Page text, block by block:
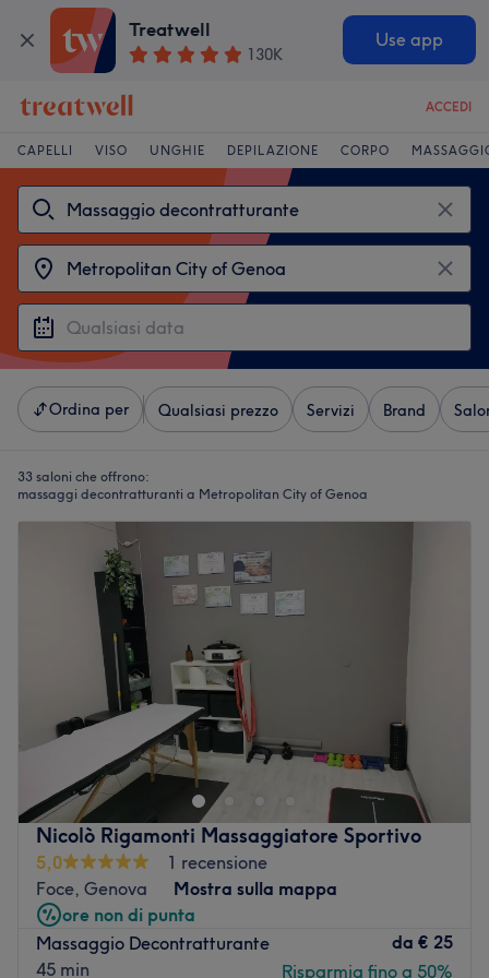
Treatwell
130K
Use app
ACCEDI
CAPELLI VISO UNGHIE DEPILAZIONE CORPO
Ordina per Qualsiasi prezzo Servizi Brand
33 saloni che offrono:
massaggi decontratturanti a Metropolitan City of Genoa
Nicolò Rigamonti Massaggiatore Sportivo
5,0
1 recensione
Foce, Genova
Mostra sulla mappa
ore non di punta
Massaggio Decontratturante
45 min
da € 25
Risparmia fino a 50%